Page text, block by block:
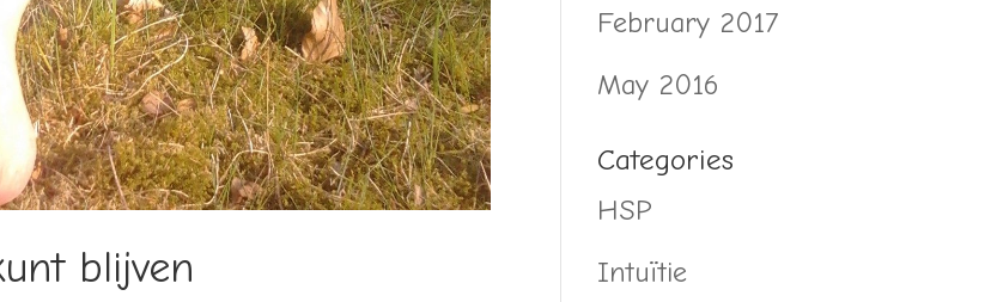
blijven
February 2017
May 2016
Categories
HSP
Intuïtie